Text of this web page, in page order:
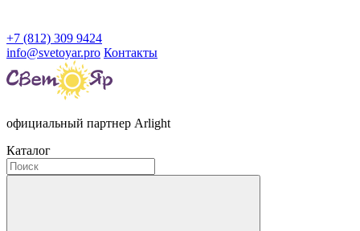
+7 (812) 309 9424
info@svetoyar.pro Контакты
официальный партнер Arlight
Каталог